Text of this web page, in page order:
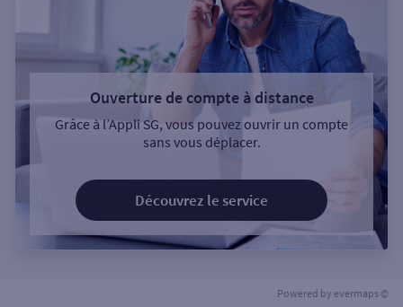
Ouverture de compte à distance
Grâce à l’Appli SG, vous pouvez ouvrir un compte
sans vous déplacer.
Découvrez le service
Powered by evermaps ©